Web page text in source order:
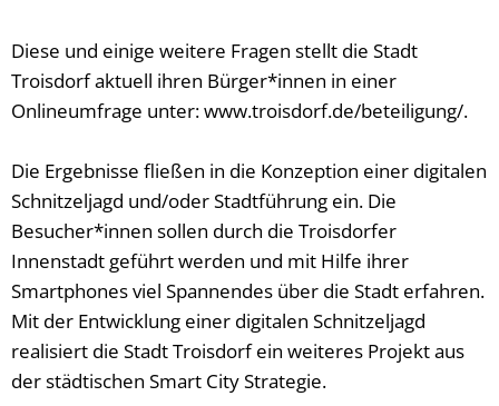
Diese und einige weitere Fragen stellt die Stadt
Troisdorf aktuell ihren Bürger*innen in einer
Onlineumfrage unter: www.troisdorf.de/beteiligung/.
Die Ergebnisse fließen in die Konzeption einer digitalen
Schnitzeljagd und/oder Stadtführung ein. Die
Besucher*innen sollen durch die Troisdorfer
Innenstadt geführt werden und mit Hilfe ihrer
Smartphones viel Spannendes über die Stadt erfahren.
Mit der Entwicklung einer digitalen Schnitzeljagd
realisiert die Stadt Troisdorf ein weiteres Projekt aus
der städtischen Smart City Strategie.